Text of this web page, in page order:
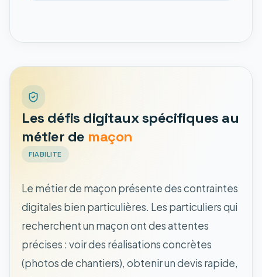
Les défis digitaux spécifiques au
métier de maçon
FIABILITE
Le métier de maçon présente des contraintes
digitales bien particulières. Les particuliers qui
recherchent un maçon ont des attentes
précises : voir des réalisations concrètes
(photos de chantiers), obtenir un devis rapide,